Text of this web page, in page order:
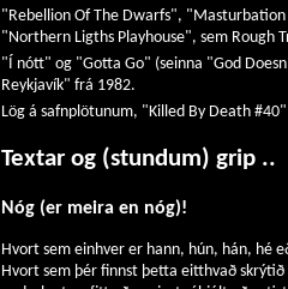
"Rebellion Of The Dwarfs",
"Northern Ligths Playhouse", sem Rough
"Í nótt" og "Gotta Go" (seinna "God
Reykjavík" frá 1982.
Lög á safnplötunum, "Killed By Death
Textar og (stundum) grip ..
Nóg (er meira en nóg)!
Hvort sem einhver er hann, hún, hán, hé
Hvort sem þér finnst þetta eitthvað skrýtið